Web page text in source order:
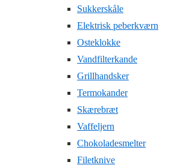
Sukkerskåle
Elektrisk peberkværn
Osteklokke
Vandfilterkande
Grillhandsker
Termokander
Skærebræt
Vaffeljern
Chokoladesmelter
Filetknive